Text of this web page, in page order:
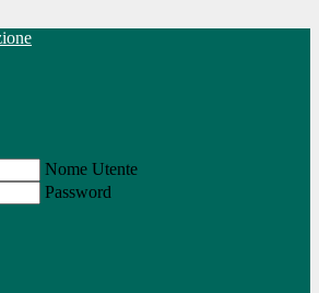
Nome Utente
Password